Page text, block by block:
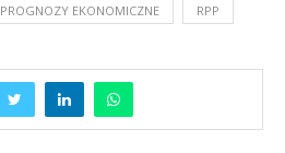
PROGNOZY EKONOMICZNE RPP